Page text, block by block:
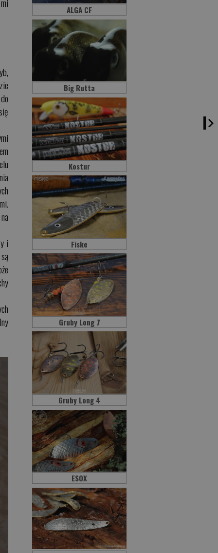
i
ALGA CF
Big Rutta
Kostur
Fiske
Gruby Long 7
Gruby Long 4
ESOX